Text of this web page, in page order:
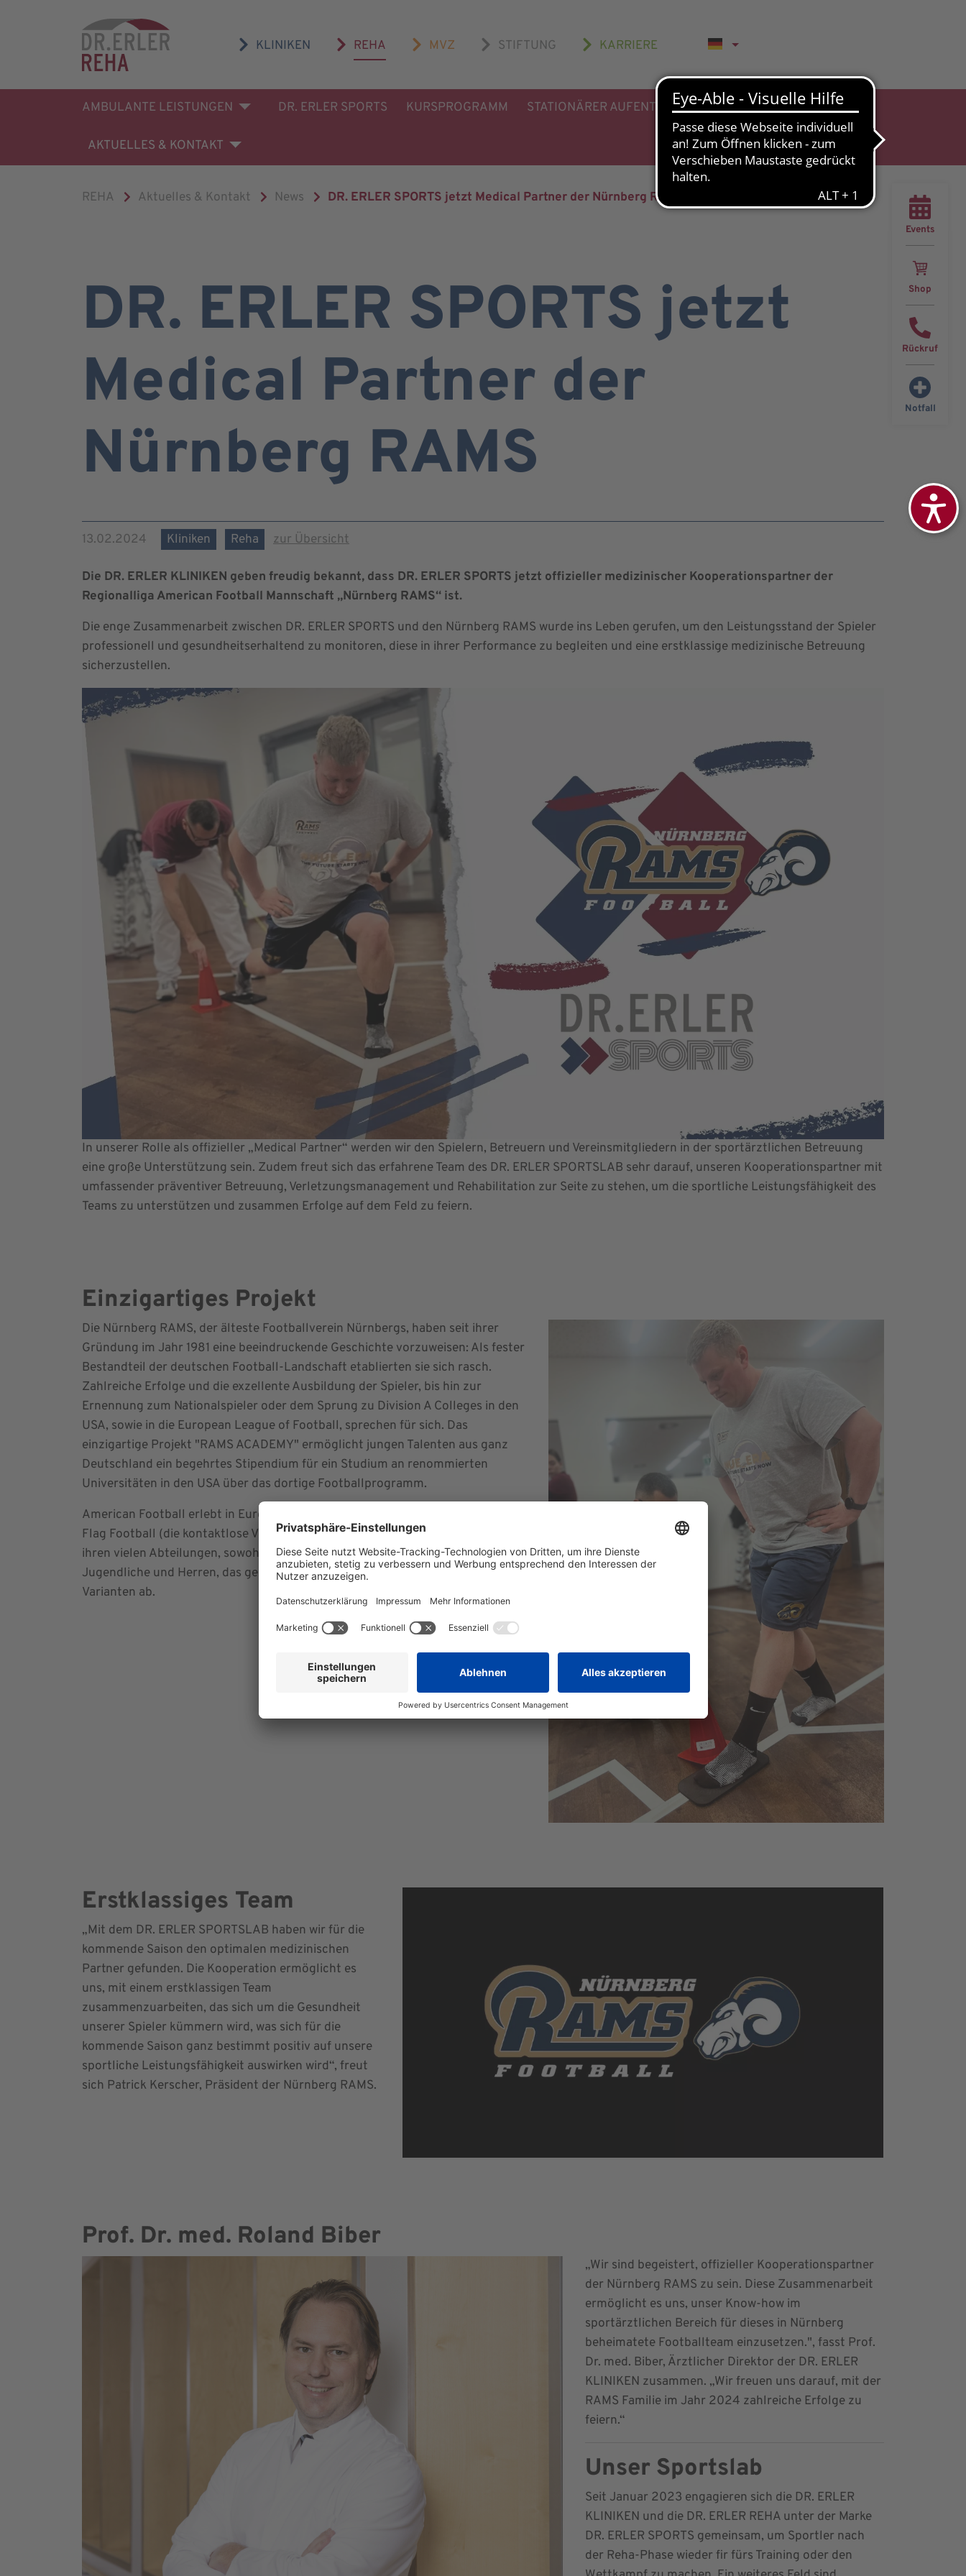
KLINIKEN REHA MVZ STIFTUNG KARRIERE
AMBULANTE LEISTUNGEN DR. ERLER SPORTS KURSPROGRAMM STATIONÄRER AUFENTHALT
AKTUELLES & KONTAKT
Events
Shop
Rückruf
Notfall
REHA Aktuelles & Kontakt News DR. ERLER SPORTS jetzt Medical Partner der Nürnberg RAMS
DR. ERLER SPORTS jetzt
Medical Partner der
Nürnberg RAMS
13.02.2024 Kliniken Reha zur Übersicht
Die DR. ERLER KLINIKEN geben freudig bekannt, dass DR. ERLER SPORTS jetzt offizieller medizinischer Kooperationspartner der
Regionalliga American Football Mannschaft „Nürnberg RAMS“ ist.
Die enge Zusammenarbeit zwischen DR. ERLER SPORTS und den Nürnberg RAMS wurde ins Leben gerufen, um den Leistungsstand der Spieler
professionell und gesundheitserhaltend zu monitoren, diese in ihrer Performance zu begleiten und eine erstklassige medizinische Betreuung
sicherzustellen.
In unserer Rolle als offizieller „Medical Partner“ werden wir den Spielern, Betreuern und Vereinsmitgliedern in der sportärztlichen Betreuung
eine große Unterstützung sein. Zudem freut sich das erfahrene Team des DR. ERLER SPORTSLAB sehr darauf, unseren Kooperationspartner mit
umfassender präventiver Betreuung, Verletzungsmanagement und Rehabilitation zur Seite zu stehen, um die sportliche Leistungsfähigkeit des
Teams zu unterstützen und zusammen Erfolge auf dem Feld zu feiern.
Einzigartiges Projekt
Die Nürnberg RAMS, der älteste Footballverein Nürnbergs, haben seit ihrer
Gründung im Jahr 1981 eine beeindruckende Geschichte vorzuweisen: Als fester
Bestandteil der deutschen Football-Landschaft etablierten sie sich rasch.
Zahlreiche Erfolge und die exzellente Ausbildung der Spieler, bis hin zur
Ernennung zum Nationalspieler oder dem Sprung zu Division A Colleges in den
USA, sowie in die European League of Football, sprechen für sich. Das
einzigartige Projekt "RAMS ACADEMY" ermöglicht jungen Talenten aus ganz
Deutschland ein begehrtes Stipendium für ein Studium an renommierten
Universitäten in den USA über das dortige Footballprogramm.
American Football erlebt in Europa einen nie dagewesenen Boom. 2028 wird
Flag Football (die kontaktlose Variante) sogar olympisch. Die RAMS decken mit
ihren vielen Abteilungen, sowohl im Flag- als auch im Tackle-Bereich für Kids,
Jugendliche und Herren, das gesamte Spektrum der American Football
Varianten ab.
Erstklassiges Team
„Mit dem DR. ERLER SPORTSLAB haben wir für die
kommende Saison den optimalen medizinischen
Partner gefunden. Die Kooperation ermöglicht es
uns, mit einem erstklassigen Team
zusammenzuarbeiten, das sich um die Gesundheit
unserer Spieler kümmern wird, was sich für die
kommende Saison ganz bestimmt positiv auf unsere
sportliche Leistungsfähigkeit auswirken wird“, freut
sich Patrick Kerscher, Präsident der Nürnberg RAMS.
Prof. Dr. med. Roland Biber
„Wir sind begeistert, offizieller Kooperationspartner
der Nürnberg RAMS zu sein. Diese Zusammenarbeit
ermöglicht es uns, unser Know-how im
sportärztlichen Bereich für dieses in Nürnberg
beheimatete Footballteam einzusetzen.", fasst Prof.
Dr. med. Biber, Ärztlicher Direktor der DR. ERLER
KLINIKEN zusammen. „Wir freuen uns darauf, mit der
RAMS Familie im Jahr 2024 zahlreiche Erfolge zu
feiern.“
Unser Sportslab
Seit Januar 2023 engagieren sich die DR. ERLER
KLINIKEN und die DR. ERLER REHA unter der Marke
DR. ERLER SPORTS gemeinsam, um Sportler nach
der Reha-Phase wieder fir fürs Training oder den